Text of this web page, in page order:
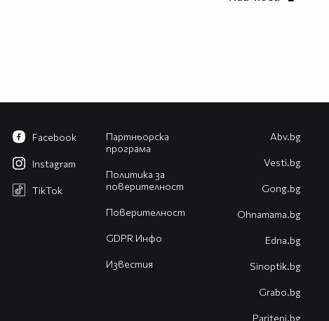
Партньорска
програма
Политика за
поверителност
Поверителност
GDPR Инфо
Известия
Facebook
Instagram
TikTok
Abv.bg
Vesti.bg
Gong.bg
Оhnamama.bg
Edna.bg
Sinoptik.bg
Grabo.bg
Pariteni.bg